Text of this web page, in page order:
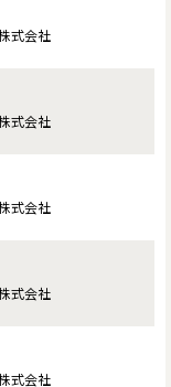
式会社
式会社
式会社
式会社
式会社